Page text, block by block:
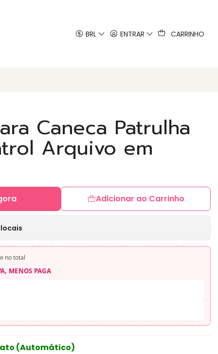
BRL ENTRAR CARRINHO
Caneca Patrulha
Arquivo em
Adicionar ao Carrinho
no total
MENOS PAGA
(Automático)